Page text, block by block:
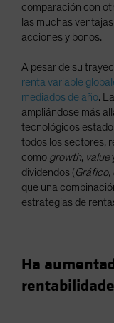
comparación con
las muchas
acciones y bonos.
A pesar de su
renta variable
mediados de año.
ampliándose más
tecnológicos
todos los sectores,
como growth, value
dividendos (Gráfico,
que una
estrategias de
Ha